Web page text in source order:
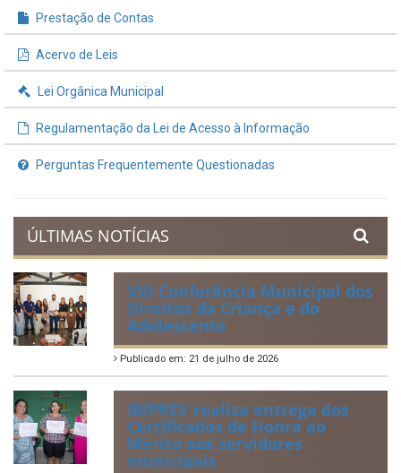
Prestação de Contas
Acervo de Leis
Lei Orgânica Municipal
Regulamentação da Lei de Acesso à Informação
Perguntas Frequentemente Questionadas
ÚLTIMAS NOTÍCIAS
VIII Conferência Municipal dos
Direitos da Criança e do
Adolescente
Publicado em: 21 de julho de 2026
IBIPREV realiza entrega dos
Certificados de Honra ao
Mérito aos servidores
municipais